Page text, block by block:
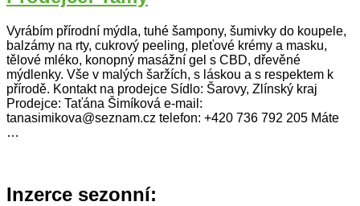
Vyrábím přírodní mýdla, tuhé šampony, šumivky do koupele,
balzámy na rty, cukrový peeling, pleťové krémy a masku,
tělové mléko, konopný masážní gel s CBD, dřevěné
mýdlenky. Vše v malých šaržích, s láskou a s respektem k
přírodě. Kontakt na prodejce Sídlo: Šarovy, Zlínský kraj
Prodejce: Taťána Šimíková e-mail:
tanasimikova@seznam.cz telefon: +420 736 792 205 Máte
…
Inzerce sezonní: